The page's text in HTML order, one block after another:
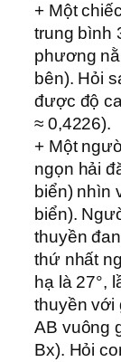
+ Một
trung bình
phương
bên). Hỏi
được độ
≈ 0,4226).
+ Một
ngọn hải
biển) nhìn
biển).
thuyền
thứ nhất
hạ là 27°,
thuyền với
AB vuông
Bx). Hỏi